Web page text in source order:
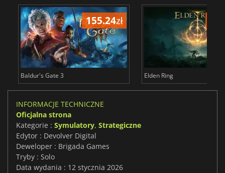
155.24zł
Baldur's Gate 3 Elden Ring
INFORMACJE TECHNICZNE
Oficjalna strona
Kategorie : Symulatory, Strategiczne
Edytor : Devolver Digital
Deweloper : Brigada Games
Tryby : Solo
Data wydania : 12 stycznia 2026